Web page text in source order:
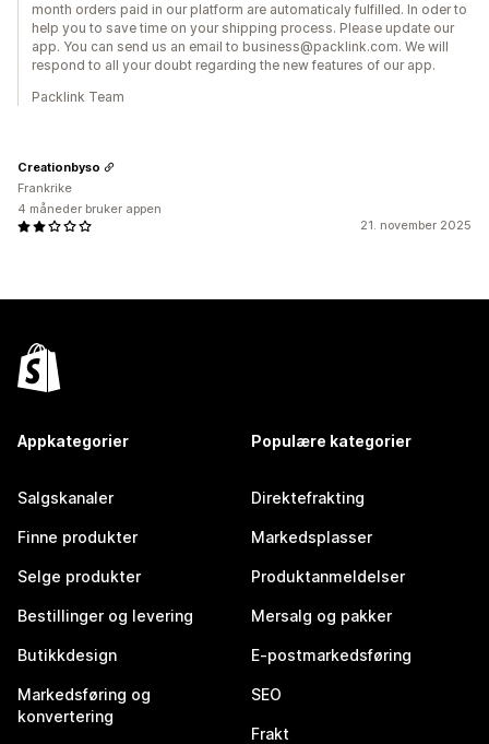
month orders paid in our platform are automaticaly fulfilled. In oder to
help you to save time on your shipping process. Please update our
app. You can send us an email to business@packlink.com. We will
respond to all your doubt regarding the new features of our app.
Packlink Team
21. november 2025
Creationbyso
Frankrike
4 måneder bruker appen
Appkategorier
Salgskanaler
Finne produkter
Selge produkter
Bestillinger og levering
Butikkdesign
Markedsføring og
konvertering
Populære kategorier
Direktefrakting
Markedsplasser
Produktanmeldelser
Mersalg og pakker
E-postmarkedsføring
SEO
Frakt